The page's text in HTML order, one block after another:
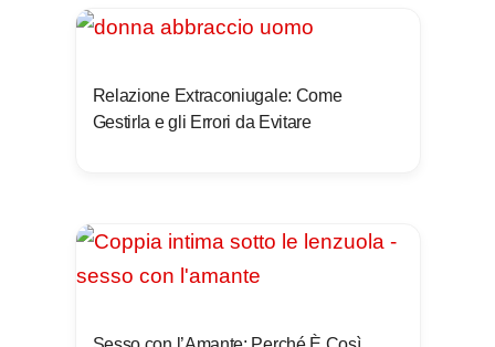
Relazione Extraconiugale: Come
Gestirla e gli Errori da Evitare